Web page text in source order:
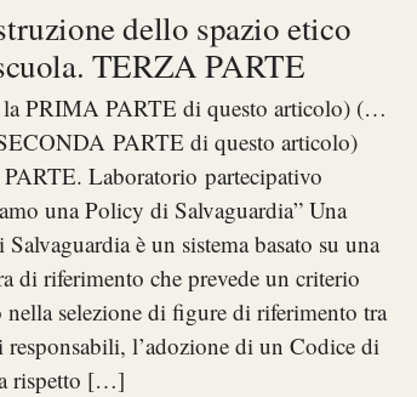
dello spazio etico
TERZA PARTE
PRIMA PARTE di questo articolo) (…
PARTE di questo articolo)
Laboratorio partecipativo
una Policy di Salvaguardia” Una
è un sistema basato su una
di riferimento che prevede un criterio
nella selezione di figure di riferimento tra
l’adozione di un Codice di
rispetto […]